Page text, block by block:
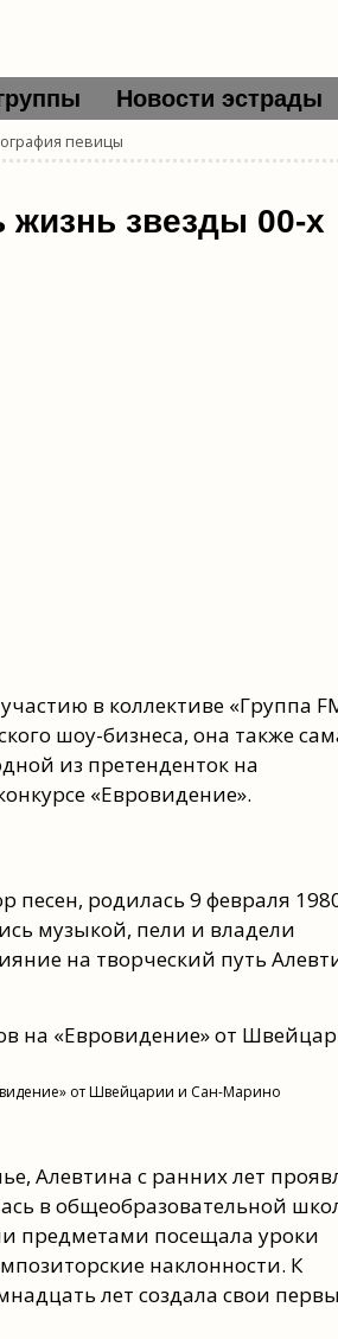
Новости эстрады
певицы
жизнь звезды 00-х
в коллективе «Группа
шоу-бизнеса, она также
из претенденток на
«Евровидение».
песен, родилась 9 февраля
музыкой, пели и владели
на творческий путь
от Швейцарии и Сан-Марино
Алевтина с ранних лет
в общеобразовательной
предметами посещала уроки
наклонности. К
лет создала свои